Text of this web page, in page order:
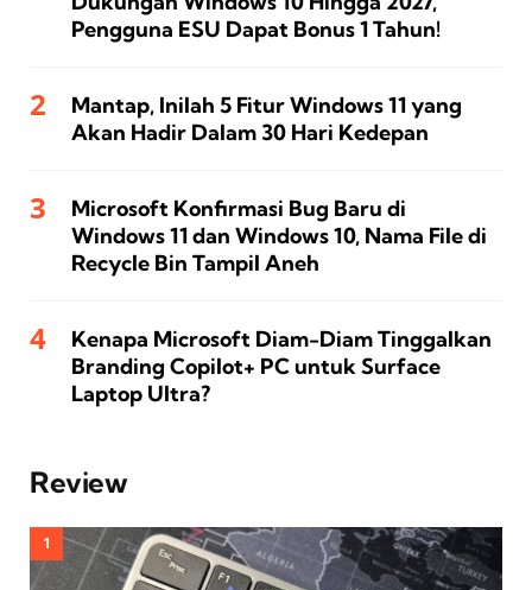
Pengguna ESU Dapat Bonus 1 Tahun!
Mantap, Inilah 5 Fitur Windows 11 yang
Akan Hadir Dalam 30 Hari Kedepan
Microsoft Konfirmasi Bug Baru di
Windows 11 dan Windows 10, Nama File di
Recycle Bin Tampil Aneh
Kenapa Microsoft Diam-Diam Tinggalkan
Branding Copilot+ PC untuk Surface
Laptop Ultra?
Review